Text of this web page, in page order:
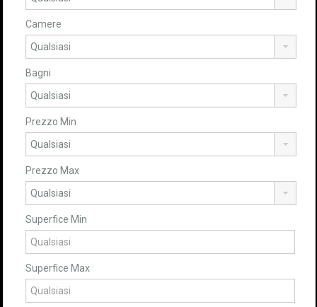
Camere
Bagni
Prezzo Min
Prezzo Max
Superfice Min
Superfice Max